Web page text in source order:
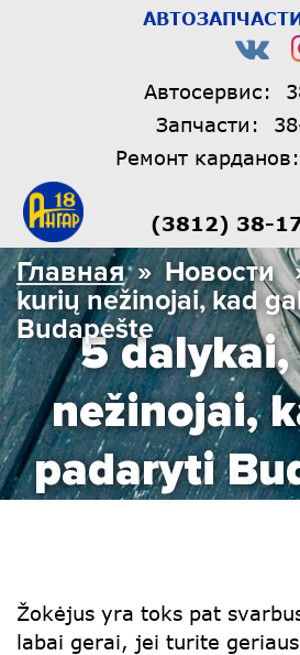
Автосервис:
Запчасти:
Ремонт карданов:
(3812) 38-
5
nežinojai,
padaryti
Главная» Новости
kurių nežinojai, kad
Budapešte
Žokėjus yra toks pat
labai gerai, jei turite